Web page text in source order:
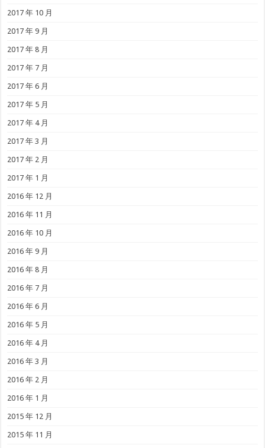
2017 年 10 月
2017 年 9 月
2017 年 8 月
2017 年 7 月
2017 年 6 月
2017 年 5 月
2017 年 4 月
2017 年 3 月
2017 年 2 月
2017 年 1 月
2016 年 12 月
2016 年 11 月
2016 年 10 月
2016 年 9 月
2016 年 8 月
2016 年 7 月
2016 年 6 月
2016 年 5 月
2016 年 4 月
2016 年 3 月
2016 年 2 月
2016 年 1 月
2015 年 12 月
2015 年 11 月